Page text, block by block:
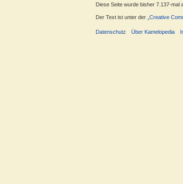
Diese Seite wurde bisher 7.137-mal
Der Text ist unter der „Creative
Datenschutz Über Kamelopedia